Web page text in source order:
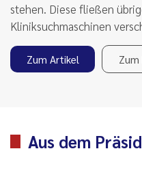
stehen. Diese fließen
Kliniksuchmaschinen
Zum Artikel Zum
Aus dem